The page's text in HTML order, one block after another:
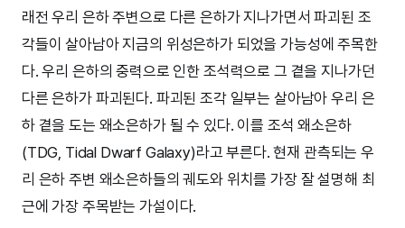
래전 우리 은하 주변으로 다른 은하가 지나가면서 파괴된 조
각들이 살아남아 지금의 위성은하가 되었을 가능성에 주목한
다. 우리 은하의 중력으로 인한 조석력으로 그 곁을 지나가던
다른 은하가 파괴된다. 파괴된 조각 일부는 살아남아 우리 은
하 곁을 도는 왜소은하가 될 수 있다. 이를 조석 왜소은하
(TDG, Tidal Dwarf Galaxy)라고 부른다. 현재 관측되는 우
리 은하 주변 왜소은하들의 궤도와 위치를 가장 잘 설명해 최
근에 가장 주목받는 가설이다.